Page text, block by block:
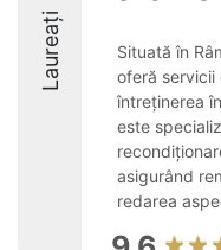
Laureați
Situată în
oferă servicii
întreținerea
este
asigurând
redarea